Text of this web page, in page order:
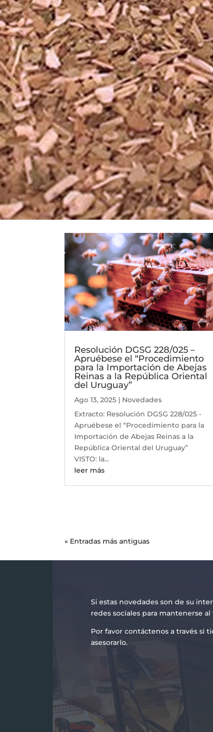
Resolución DGSG 228/025 –
Apruébese el “Procedimiento
para la Importación de Abejas
Reinas a la República Oriental
del Uruguay”
Ago 13, 2025 | Novedades
Extracto: Resolución DGSG 228/025 -
Apruébese el “Procedimiento para la
Importación de Abejas Reinas a la
República Oriental del Uruguay”
VISTO: la...
leer más
« Entradas más antiguas
Si estas novedades son de su
redes sociales para mantenerse
Por favor contáctenos a través si
asesorarlo.